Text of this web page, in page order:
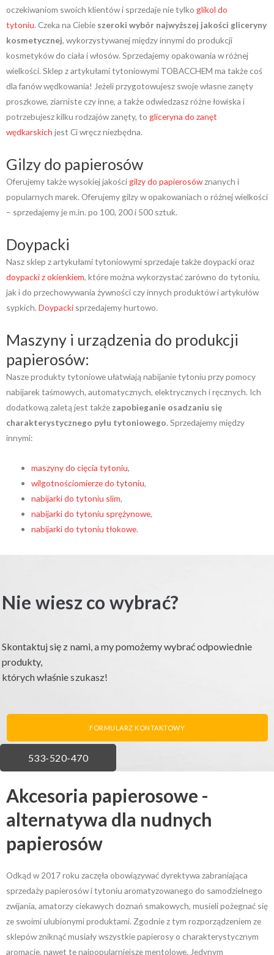
oczekiwaniom swoich klientów i sprzedaje nie tylko glikol do
tytoniu. Czeka na Ciebie szeroki wybór najwyższej jakości gliceryny
kosmetycznej, wykorzystywanej między innymi do produkcji
kosmetyków do ciała i włosów. Sprzedajemy opakowania w różnej
wielkości. Sklep z artykułami tytoniowymi TOBACCHEM ma także coś
dla fanów wędkowania! Jeżeli przygotowujesz swoje własne zanęty
proszkowe, ziarniste czy inne, a także odwiedzasz różne łowiska i
potrzebujesz kilku rodzajów zanęty, to gliceryna do zanęt
wędkarskich jest Ci wręcz niezbędna.
Gilzy do papierosów
Oferujemy także wysokiej jakości gilzy do papierosówznanych i
popularnych marek. Oferujemy gilzy w opakowaniach o różnej wielkości
– sprzedajemy je m.in. po 100, 200 i 500 sztuk.
Doypacki
Nasz sklep z artykułami tytoniowymi sprzedaje także doypacki oraz
doypacki z okienkiem, które można wykorzystać zarówno do tytoniu,
jak i do przechowywania żywności czy innych produktów i artykułów
sypkich. Doypacki sprzedajemy hurtowo.
Maszyny i urządzenia do produkcji
papierosów:
Nasze produkty tytoniowe ułatwiają nabijanie tytoniu przy pomocy
nabijarek taśmowych, automatycznych, elektrycznych i ręcznych. Ich
dodatkową zaletą jest także zapobieganie osadzaniu się
charakterystycznego pyłu tytoniowego. Sprzedajemy między
innymi:
maszyny do cięcia tytoniu,
wilgotnościomierze do tytoniu,
nabijarki do tytoniu slim,
nabijarki do tytoniu sprężynowe,
nabijarki do tytoniu tłokowe.
Nie wiesz co wybrać?
Skontaktuj się z nami, a my pomożemy wybrać odpowiednie
produkty,
których właśnie szukasz!
FORMULARZ KONTAKTOWY
533-520-470
Akcesoria papierosowe -
alternatywa dla nudnych
papierosów
Odkąd w 2017 roku zaczęła obowiązywać dyrektywa zabraniająca
sprzedaży papierosów i tytoniu aromatyzowanego do samodzielnego
zwijania, amatorzy ciekawych doznań smakowych, musieli pożegnać się
ze swoimi ulubionymi produktami. Zgodnie z tym rozporządzeniem ze
sklepów zniknąć musiały wszystkie papierosy o charakterystycznym
aromacie, nawet te najpopularniejsze mentolowe. Jedynym